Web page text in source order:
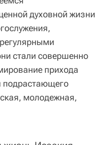
духовной жизни
стали совершенно
прихода
подрастающего
молодежная,